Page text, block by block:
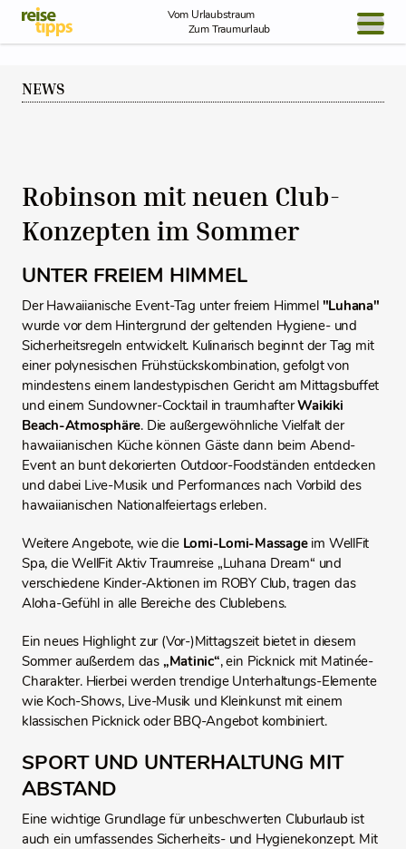
Skip to Content
Vom Urlaubstraum
Zum Traumurlaub
NEWS
Robinson mit neuen Club-
Konzepten im Sommer
UNTER FREIEM HIMMEL
Der Hawaiianische Event-Tag unter freiem Himmel "Luhana"
wurde vor dem Hintergrund der geltenden Hygiene- und
Sicherheitsregeln entwickelt. Kulinarisch beginnt der Tag mit
einer polynesischen Frühstückskombination, gefolgt von
mindestens einem landestypischen Gericht am Mittagsbuffet
und einem Sundowner-Cocktail in traumhafterWaikiki
Beach-Atmosphäre. Die außergewöhnliche Vielfalt der
hawaiianischen Küche können Gäste dann beim Abend-
Event an bunt dekorierten Outdoor-Foodständen entdecken
und dabei Live-Musik und Performances nach Vorbild des
hawaiianischen Nationalfeiertags erleben.
Weitere Angebote, wie die Lomi-Lomi-Massageim WellFit
Spa, die WellFit Aktiv Traumreise „Luhana Dream“ und
verschiedene Kinder-Aktionen im ROBY Club, tragen das
Aloha-Gefühl in alle Bereiche des Clublebens.
Ein neues Highlight zur (Vor-)Mittagszeit bietet in diesem
Sommer außerdem das „Matinic“, ein Picknick mit Matinée-
Charakter. Hierbei werden trendige Unterhaltungs-Elemente
wie Koch-Shows, Live-Musik und Kleinkunst mit einem
klassischen Picknick oder BBQ-Angebot kombiniert.
SPORT UND UNTERHALTUNG MIT
ABSTAND
Eine wichtige Grundlage für unbeschwerten Cluburlaub ist
auch ein umfassendes Sicherheits- und Hygienekonzept. Mit